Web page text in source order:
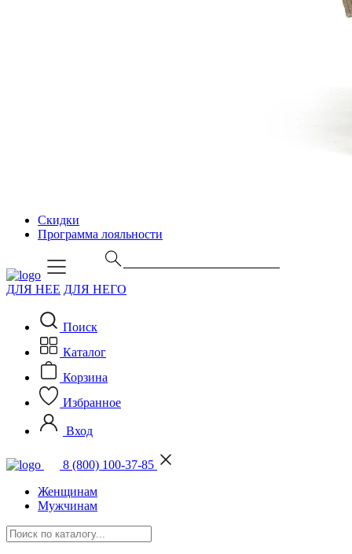
Скидки
Программа лояльности
ДЛЯ НЕЕ ДЛЯ НЕГО
Поиск
Каталог
Корзина
Избранное
Вход
8 (800) 100-37-85
Женщинам
Мужчинам